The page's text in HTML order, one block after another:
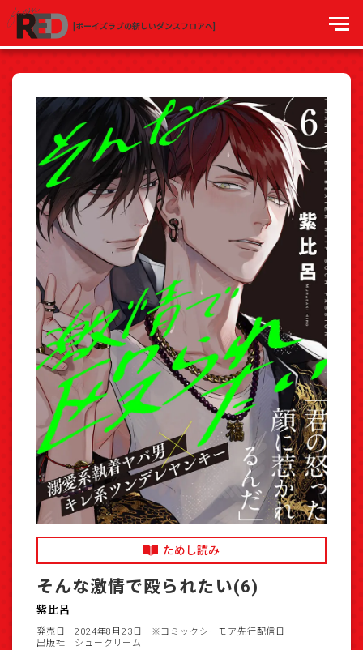
[ボーイズラブの新しいダンスフロアへ]
ためし読み
そんな激情で殴られたい(6)
紫比呂
発売日 2024年8月23日
※コミックシーモア先行配信日
出版社 シュークリーム